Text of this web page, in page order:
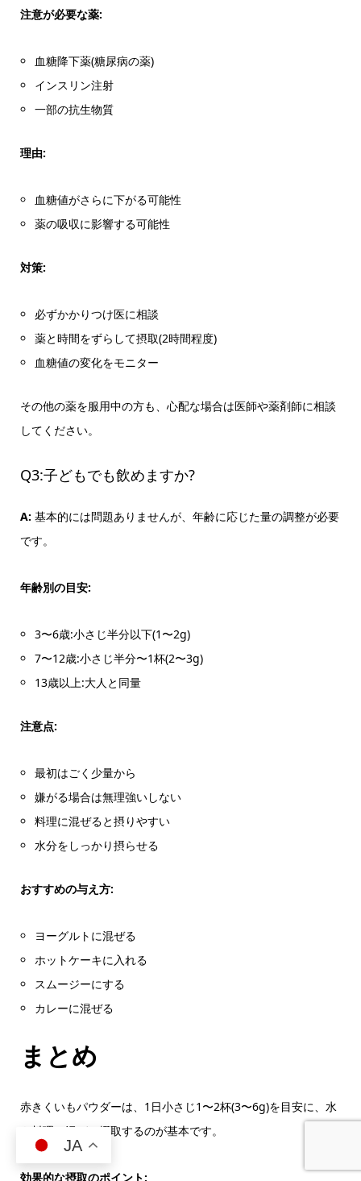
注意が必要な薬:
血糖降下薬(糖尿病の薬)
インスリン注射
一部の抗生物質
理由:
血糖値がさらに下がる可能性
薬の吸収に影響する可能性
対策:
必ずかかりつけ医に相談
薬と時間をずらして摂取(2時間程度)
血糖値の変化をモニター
その他の薬を服用中の方も、心配な場合は医師や薬剤師に相談
してください。
Q3:子どもでも飲めますか?
A: 基本的には問題ありませんが、年齢に応じた量の調整が必要
です。
年齢別の目安:
3〜6歳:小さじ半分以下(1〜2g)
7〜12歳:小さじ半分〜1杯(2〜3g)
13歳以上:大人と同量
注意点:
最初はごく少量から
嫌がる場合は無理強いしない
料理に混ぜると摂りやすい
水分をしっかり摂らせる
おすすめの与え方:
ヨーグルトに混ぜる
ホットケーキに入れる
スムージーにする
カレーに混ぜる
まとめ
赤きくいもパウダーは、1日小さじ1〜2杯(3〜6g)を目安に、水
や料理に混ぜて摂取するのが基本です。
効果的な摂取のポイント:
JA